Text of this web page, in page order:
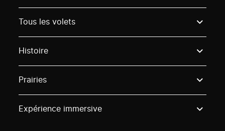
Tous les volets
Histoire
Prairies
Expérience immersive